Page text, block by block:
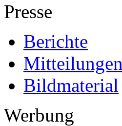
Presse
Berichte
Mitteilungen
Bildmaterial
Werbung